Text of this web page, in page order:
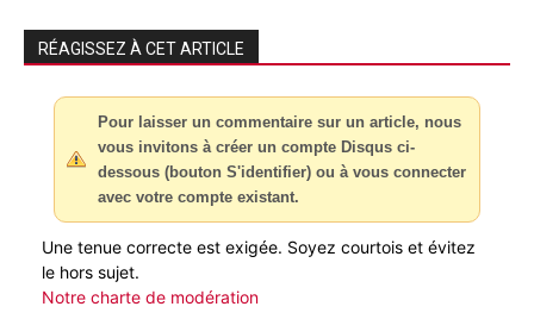
RÉAGISSEZ À CET ARTICLE
Pour laisser un commentaire sur un article, nous
vous invitons à créer un compte Disqus ci-
dessous (bouton S'identifier) ou à vous connecter
avec votre compte existant.
Une tenue correcte est exigée. Soyez courtois et évitez
le hors sujet.
Notre charte de modération